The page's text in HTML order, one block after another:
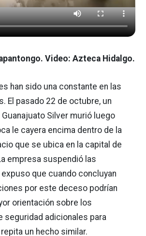
Video: Azteca Hidalgo.
han sido una constante en las
El pasado 22 de octubre, un
Silver murió luego
le cayera encima dentro de la
que se ubica en la capital de
empresa suspendió las
que cuando concluyan
por este deceso podrían
orientación sobre los
seguridad adicionales para
un hecho similar.